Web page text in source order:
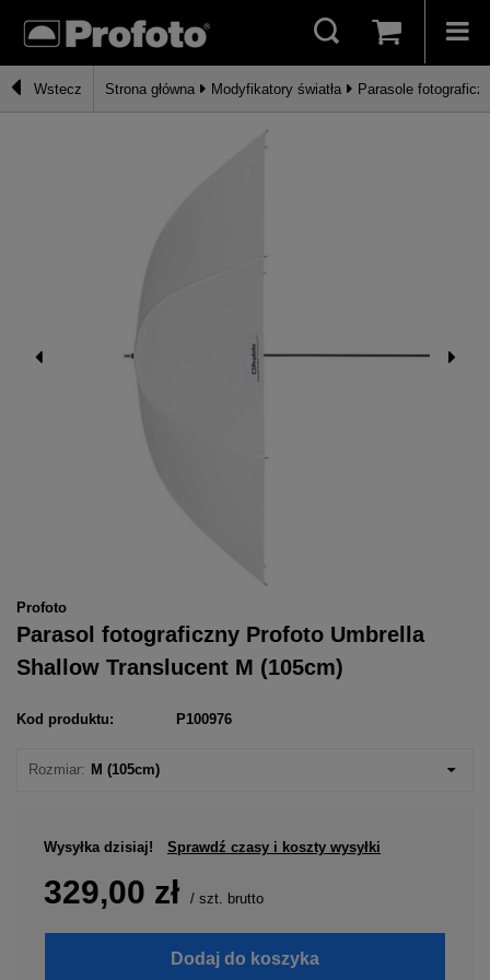
Wstecz Strona główna Modyfikatory światła Parasole
Profoto
Parasol fotograficzny Profoto Umbrella
Shallow Translucent M (105cm)
Kod produktu: P100976
Rozmiar: M (105cm)
Wysyłkadzisiaj! Sprawdź czasy i koszty wysyłki
329,00 zł / szt. brutto
Dodaj do koszyka